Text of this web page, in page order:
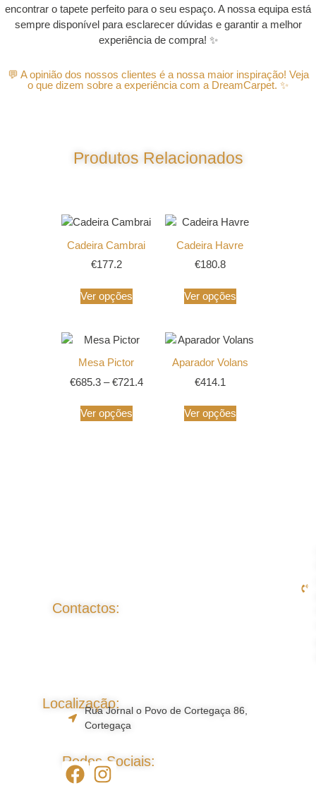
encontrar o tapete perfeito para o seu espaço. A nossa equipa está
sempre disponível para esclarecer dúvidas e garantir a melhor
experiência de compra! ✨
💬 A opinião dos nossos clientes é a nossa maior inspiração! Veja
o que dizem sobre a experiência com a DreamCarpet. ✨
Produtos Relacionados
Cadeira Cambrai
€177.2
Ver opções
Cadeira Havre
€180.8
Ver opções
Mesa Pictor
€685.3 – €721.4
Ver opções
Aparador Volans
€414.1
Ver opções
Contactos:
Redes Sociais:
Localização:Rua Jornal o Povo de Cortegaça 86,
Cortegaça